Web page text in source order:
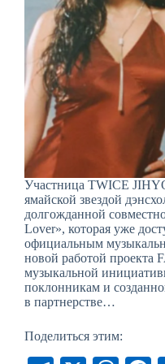
Участница TWICE
ямайской звездой
долгожданной
Lover», которая уже
официальным
новой работой
музыкальной
поклонникам и
в партнерстве…
Поделиться этим: